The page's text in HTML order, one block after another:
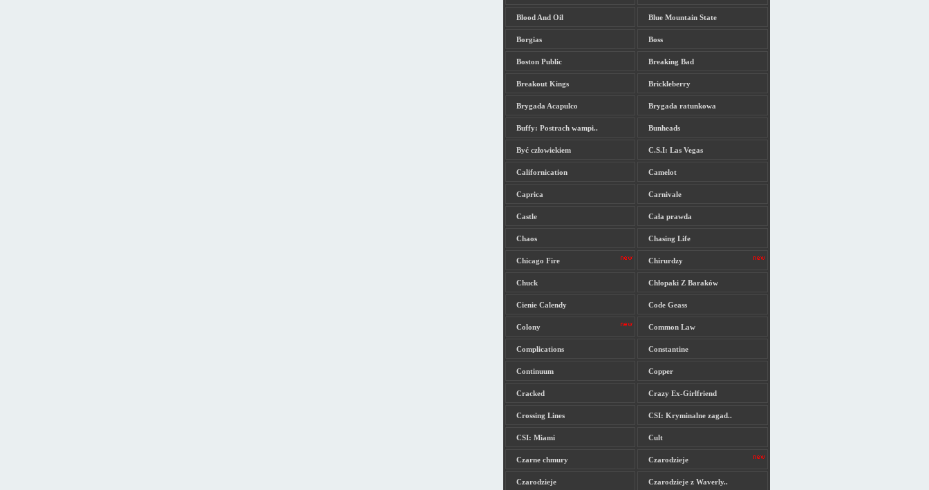
Blood And Oil Blue Mountain State
Borgias Boss
Boston Public Breaking Bad
Breakout Kings Brickleberry
Brygada Acapulco Brygada ratunkowa
Buffy: Postrach wampi.. Bunheads
Być człowiekiem C.S.I: Las Vegas
Californication Camelot
Caprica Carnivale
Castle Cała prawda
Chaos Chasing Life
Chicago Fire Chirurdzy
Chuck Chłopaki Z Baraków
Cienie Calendy Code Geass
Colony Common Law
Complications Constantine
Continuum Copper
Cracked Crazy Ex-Girlfriend
Crossing Lines CSI: Kryminalne zagad..
CSI: Miami Cult
Czarne chmury Czarodzieje
Czarodzieje Czarodzieje z Waverly..